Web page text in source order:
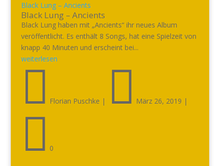
Black Lung – Ancients
Black Lung – Ancients
Black Lung haben mit „Ancients“ ihr neues Album
veröffentlicht. Es enthält 8 Songs, hat eine Spielzeit von
knapp 40 Minuten und erscheint bei...
weiterlesen
 Florian Puschke |  März 26, 2019 |
 0